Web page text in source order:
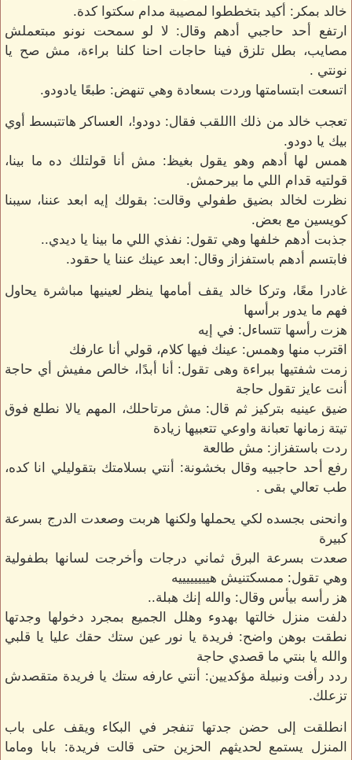
خالد بمكر: أكيد بتخططوا لمصيبة مدام سكتوا كدة.
ارتفع أحد حاجبي أدهم وقال: لا لو سمحت نونو مبتعملش
مصايب، بطل تلزق فينا حاجات احنا كلنا براءة، مش صح يا
نونتي .
اتسعت ابتسامتها وردت بسعادة وهي تنهض: طبعًا يادودو.
تعجب خالد من ذلك االلقب فقال: دودو!، العساكر هاتتبسط أوي
بيك يا دودو.
همس لها أدهم وهو يقول بغيظ: مش أنا قولتلك ده ما بينا،
قولتيه قدام اللي ما بيرحمش.
نظرت لخالد بضيق طفولي وقالت: بقولك إيه ابعد عننا، سيبنا
كويسين مع بعض.
جذبت أدهم خلفها وهي تقول: نفذي اللي ما بينا يا ديدي..
فابتسم أدهم باستفزاز وقال: ابعد عينك عننا يا حقود.
غادرا معًا، وتركا خالد يقف أمامها ينظر لعينيها مباشرة يحاول
فهم ما يدور برأسها
هزت رأسها تتساءل: في إيه
اقترب منها وهمس: عينك فيها كلام، قولي أنا عارفك
زمت شفتيها ببراءة وهى تقول: أنا أبدًا، خالص مفيش أي حاجة
أنت عايز تقول حاجة
ضيق عينيه بتركيز ثم قال: مش مرتاحلك، المهم يالا نطلع فوق
تيتة زمانها تعبانة واوعي تتعبيها زيادة
ردت باستفزاز: مش طالعة
رفع أحد حاجبيه وقال بخشونة: أنتي بسلامتك بتقوليلي انا كده،
طب تعالي بقى .
وانحنى بجسده لكي يحملها ولكنها هربت وصعدت الدرج بسرعة
كبيرة
صعدت بسرعة البرق ثماني درجات وأخرجت لسانها بطفولية
وهي تقول: ممسكتنيش هييييييييه
هز رأسه بيأس وقال: والله إنك هبلة..
دلفت منزل خالتها بهدوء وهلل الجميع بمجرد دخولها وجدتها
نطقت بوهن واضح: فريدة يا نور عين ستك حقك عليا يا قلبي
والله يا بنتي ما قصدي حاجة
ردد رأفت ونبيلة مؤكديين: أنتي عارفه ستك يا فريدة متقصدش
تزعلك.
انطلقت إلى حضن جدتها تنفجر في البكاء ويقف على باب
المنزل يستمع لحديثهم الحزين حتى قالت فريدة: بابا وماما